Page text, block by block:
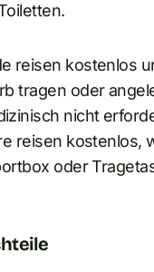
reisen kostenlos
tragen oder
nicht
reisen kostenlos,
oder